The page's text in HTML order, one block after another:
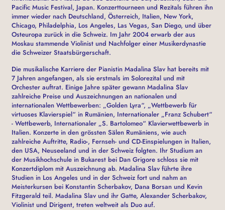
Pacific Music Festival, Japan. Konzerttourneen und Rezitals führen ihn
immer wieder nach Deutschland, Österreich, Italien, New York,
Chicago, Philadelphia, Los Angeles, Las Vegas, San Diego, und über
Osteuropa zurück in die Schweiz. Im Jahr 2004 erwarb der aus
Moskau stammende Violinist und Nachfolger einer Musikerdynastie
die Schweizer Staatsbürgerschaft.
Die musikalische Karriere der Pianistin Madalina Slav hat bereits mit
7 Jahren angefangen, als sie erstmals im Solorezital und mit
Orchester auftrat. Einige Jahre später gewann Madalina Slav
zahlreiche Preise und Auszeichnungen an nationalen und
internationalen Wettbewerben: „Golden Lyra“, „Wettbewerb für
virtuoses Klavierspiel“ in Rumänien, Internationaler „Franz Schubert“
- Wettbewerb, Internationaler „S. Bartolomeo“ Klavierwettbewerb in
Italien. Konzerte in den grössten Sälen Rumäniens, wie auch
zahlreiche Auftritte, Radio-, Fernseh- und CD-Einspielungen in Italien,
den USA, Neuseeland und in der Schweiz folgten. Ihr Studium an
der Musikhochschule in Bukarest bei Dan Grigore schloss sie mit
Konzertdiplom mit Auszeichnung ab. Madalina Slav führte ihre
Studien in Los Angeles und in der Schweiz fort und nahm an
Meisterkursen bei Konstantin Scherbakov, Dana Borsan und Kevin
Fitzgerald teil. Madalina Slav und ihr Gatte, Alexander Scherbakov,
Violinist und Dirigent, treten weltweit als Duo auf.